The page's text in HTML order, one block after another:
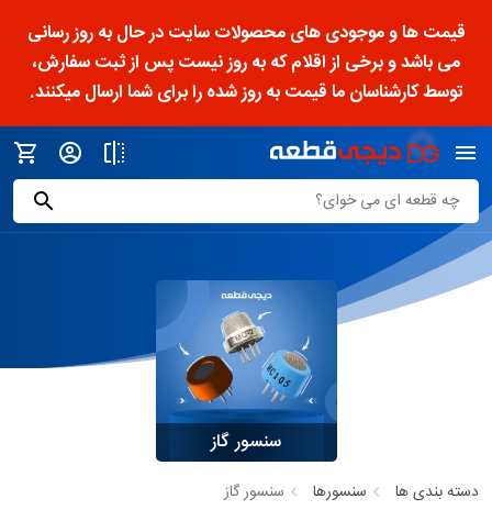
قیمت ها و موجودی های محصولات سایت در حال به روز رسانی
می باشد و برخی از اقلام که به روز نیست پس از ثبت سفارش،
توسط کارشناسان ما قیمت به روز شده را برای شما ارسال میکنند.
سنسور گاز
دسته بندی ها سنسورها سنسور گاز